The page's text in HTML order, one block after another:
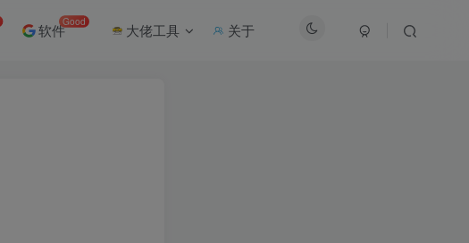
软件Good 大佬工具 关于